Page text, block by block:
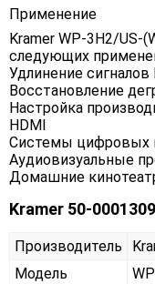
Применение
Kramer WP-3H2/US-
следующих
Удлинение
Восстановление
Настройка
HDMI
Системы цифровых
Аудиовизуальные
Домашние
Kramer 50-
Производитель
Модель